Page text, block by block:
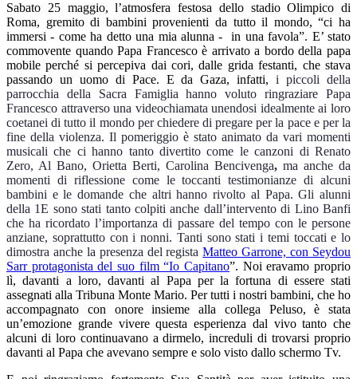
Sabato 25 maggio, l’atmosfera festosa dello stadio Olimpico di
Roma, gremito di bambini provenienti da tutto il mondo, “ci ha
immersi - come ha detto una mia alunna -
in una favola”. E’ stato
commovente quando Papa Francesco è arrivato a bordo della papa
mobile perché si percepiva dai cori, dalle grida festanti, che stava
passando un uomo di Pace. E da Gaza, infatti, i piccoli della
parrocchia della Sacra Famiglia hanno voluto ringraziare Papa
Francesco attraverso una videochiamata unendosi idealmente ai loro
coetanei di tutto il mondo per chiedere dipregare per la pacee per la
fine della violenza. Il pomeriggio è stato animato da vari momenti
musicali che ci hanno tanto divertito come le canzoni di Renato
Zero, Al Bano, Orietta Berti, Carolina Bencivenga, ma anche da
momenti di riflessione come le toccanti testimonianze di alcuni
bambini e le domande che altri hanno rivolto al Papa. Gli alunni
della 1E sono stati tanto colpiti anche dall’intervento di Lino Banfi
che ha ricordato l’importanza di passare del tempo con le persone
anziane, soprattutto con i nonni. Tanti sono stati i temi toccati e lo
dimostra anche la presenza del registaMatteo Garrone, con Seydou
Sarr protagonista del suo film “Io Capitano”. Noi eravamo proprio
lì, davanti a loro, davanti al Papa per la fortuna di essere stati
assegnati alla Tribuna Monte Mario. Per tutti i nostri bambini, che ho
accompagnato con onore insieme alla collega Peluso, è stata
un’emozione grande vivere questa esperienza dal vivo tanto che
alcuni di loro continuavano a dirmelo, increduli di trovarsi proprio
davanti al Papa che avevano sempre e solo visto dallo schermo Tv.